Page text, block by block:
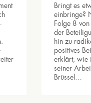
Bringt es
einbringe?
Folge 8
der
hin zu
positives
erklärt, wie
seiner
Brüssel…